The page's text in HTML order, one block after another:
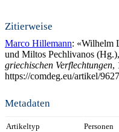
Zitierweise
Marco Hillemann: «Wilhelm
und Miltos Pechlivanos (Hg.),
griechischen Verflechtungen,
https://comdeg.eu/artikel/
Metadaten
Artikeltyp Personen